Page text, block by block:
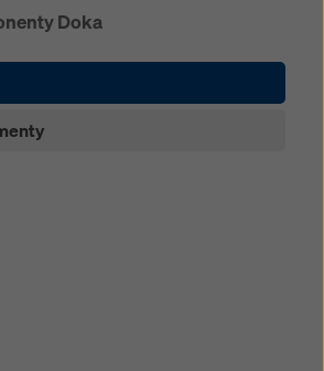
Doka